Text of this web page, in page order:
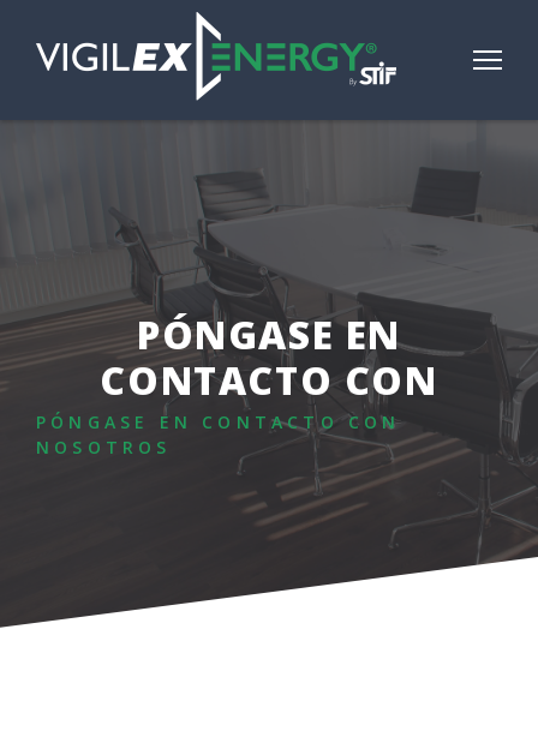
PÓNGASE EN
CONTACTO CON
PÓNGASE EN CONTACTO CON
NOSOTROS